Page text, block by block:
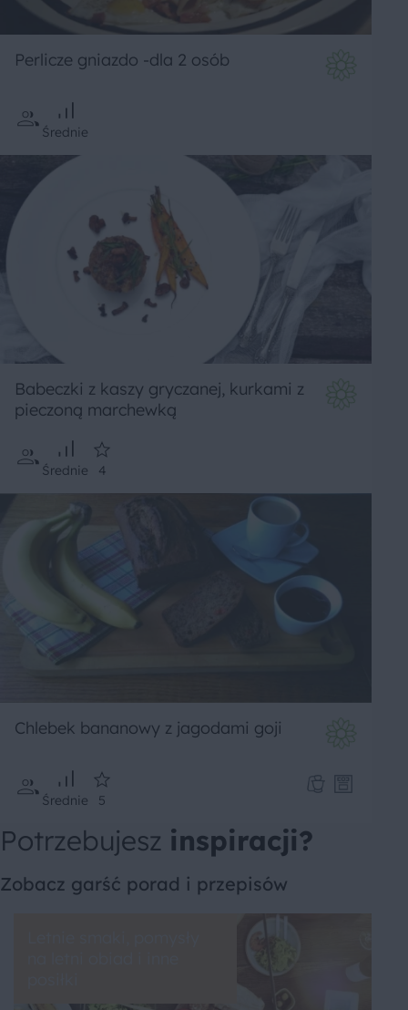
Perlicze gniazdo -dla 2 osób
Średnie
Babeczki z kaszy gryczanej, kurkami z
pieczoną marchewką
Średnie 4
Chlebek bananowy z jagodami goji
Średnie 5
Potrzebujesz inspiracji?
Zobacz garść porad i przepisów